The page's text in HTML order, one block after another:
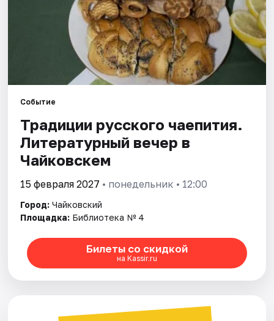
Событие
Традиции русского чаепития.
Литературный вечер в
Чайковскем
15 февраля 2027 • понедельник • 12:00
Город: Чайковский
Площадка: Библиотека № 4
Билеты со скидкой
на Kassir.ru